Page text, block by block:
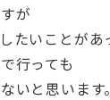
が
いことがあ
行っても
いと思います。